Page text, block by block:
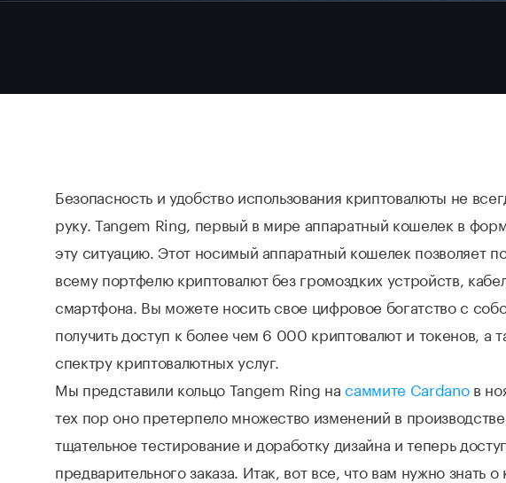
Безопасность и удобство использования криптовалюты не
руку. Tangem Ring, первый в мире аппаратный кошелек в
эту ситуацию. Этот носимый аппаратный кошелек позволяет
всему портфелю криптовалют без громоздких устройств,
смартфона. Вы можете носить свое цифровое богатство с
получить доступ к более чем 6 000 криптовалют и токенов, а
спектру криптовалютных услуг.
Мы представили кольцо Tangem Ring насаммите Cardanoв
тех пор оно претерпело множество изменений в
тщательное тестирование и доработку дизайна и теперь
предварительного заказа. Итак, вот все, что вам нужно знать